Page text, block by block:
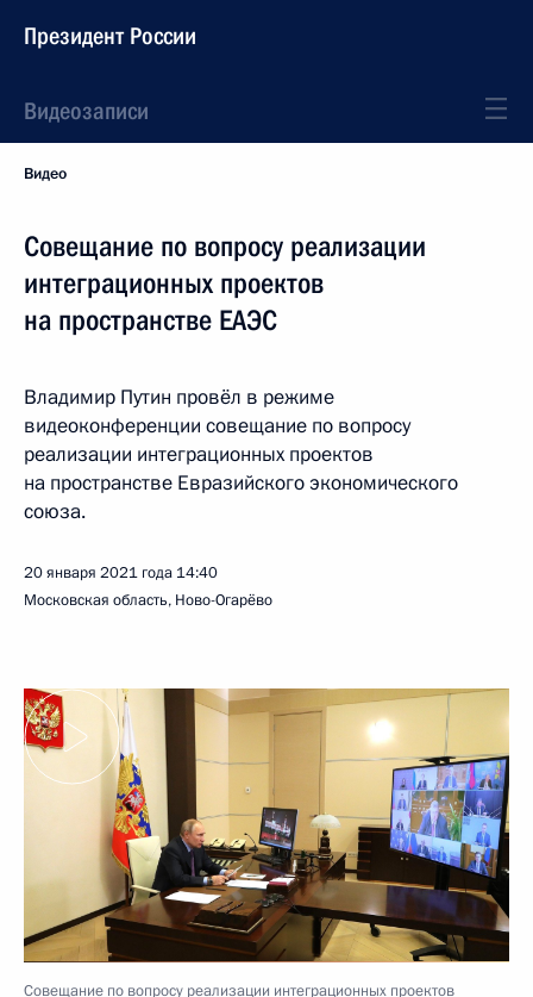
Президент России
Видеозаписи
Видео
Совещание по вопросу реализации
интеграционных проектов
на пространстве ЕАЭС
Владимир Путин провёл в режиме
видеоконференции совещание по вопросу
реализации интеграционных проектов
на пространстве Евразийского экономического
союза.
20 января 2021 года 14:40
Московская область, Ново-Огарёво
Совещание по вопросу реализации интеграционных проектов